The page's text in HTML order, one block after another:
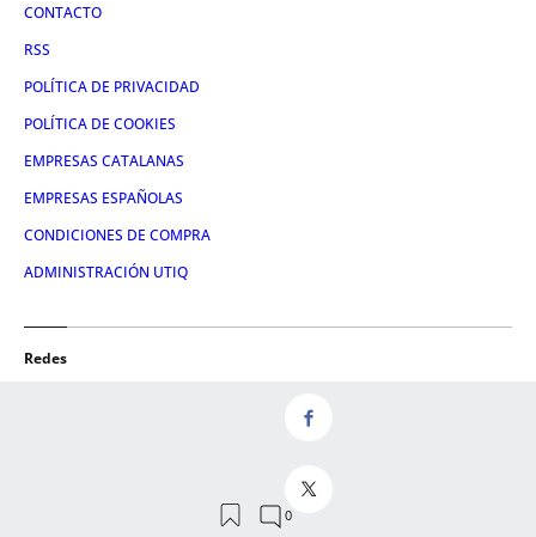
CONTACTO
RSS
POLÍTICA DE PRIVACIDAD
POLÍTICA DE COOKIES
EMPRESAS CATALANAS
EMPRESAS ESPAÑOLAS
CONDICIONES DE COMPRA
ADMINISTRACIÓN UTIQ
Redes